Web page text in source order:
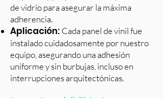
de vidrio para asegurar la máxima
adherencia.
Aplicación: Cada panel de vinil fue
instalado cuidadosamente por nuestro
equipo, asegurando una adhesión
uniforme y sin burbujas, incluso en
interrupciones arquitectónicas.